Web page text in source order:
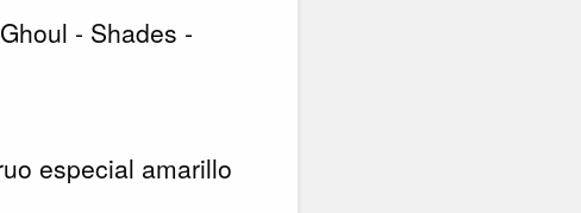
- Shades -
especial amarillo